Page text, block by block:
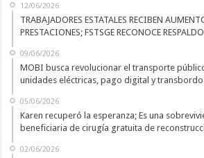
12/06/2026
TRABAJADORES ESTATALES RECIBEN
PRESTACIONES; FSTSGE RECONOCE
09/06/2026
MOBI busca revolucionar el transporte
unidades eléctricas, pago digital y
05/06/2026
Karen recuperó la esperanza; Es una
beneficiaria de cirugía gratuita de
02/06/2026